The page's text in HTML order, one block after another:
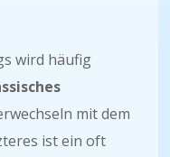
wird häufig
mit dem
ist ein oft